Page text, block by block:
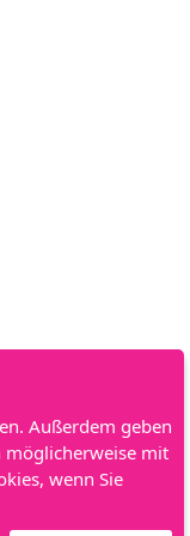
Road Merch
Außerdem geben
möglicherweise mit
wenn Sie